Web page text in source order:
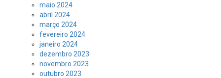
maio 2024
abril 2024
março 2024
fevereiro 2024
janeiro 2024
dezembro 2023
novembro 2023
outubro 2023